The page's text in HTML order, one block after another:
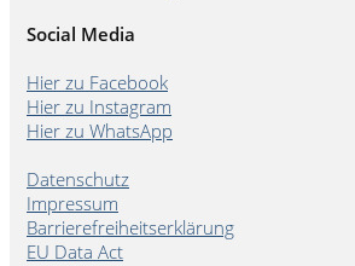
Social Media
Hier zu Facebook
Hier zu Instagram
Hier zu WhatsApp
Datenschutz
Impressum
Barrierefreiheitserklärung
EU Data Act